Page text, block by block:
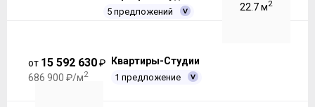
5 предложений 22.7 м2
от 15 592 630₽
686 900 ₽/м2
Квартиры-Студии
1 предложение